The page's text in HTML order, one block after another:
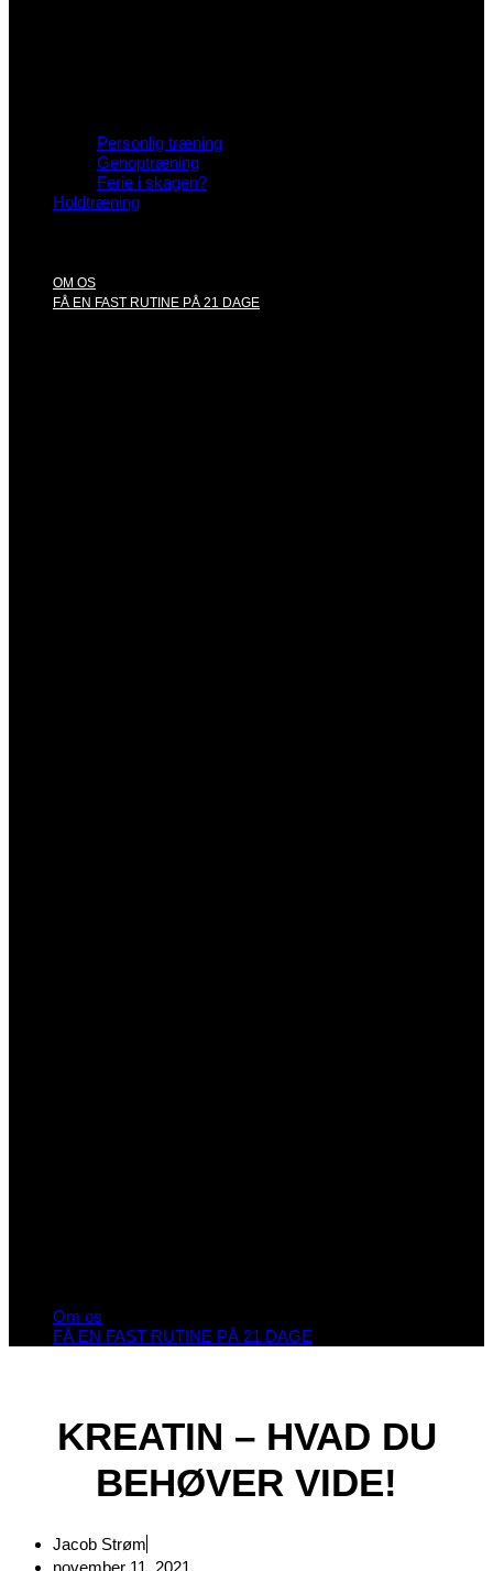
Personlig træning
Genoptræning
Ferie i skagen?
Holdtræning
OM OS
FÅ EN FAST RUTINE PÅ 21 DAGE
Om os
FÅ EN FAST RUTINE PÅ 21 DAGE
KREATIN – HVAD DU
BEHØVER VIDE!
Jacob Strøm
november 11, 2021